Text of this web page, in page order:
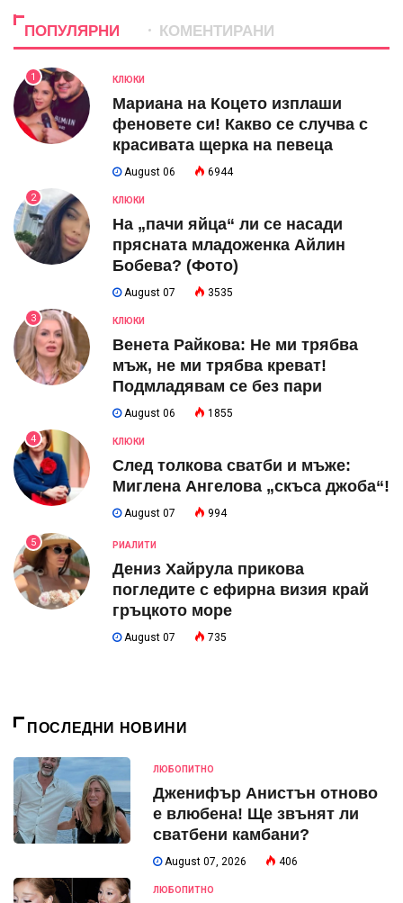
ПОПУЛЯРНИ КОМЕНТИРАНИ
1 КЛЮКИ
Мариана на Коцето изплаши
феновете си! Какво се случва с
красивата щерка на певеца
August 06 6944
2 КЛЮКИ
На „пачи яйца“ ли се насади
прясната младоженка Айлин
Бобева? (Фото)
August 07 3535
3 КЛЮКИ
Венета Райкова: Не ми трябва
мъж, не ми трябва креват!
Подмладявам се без пари
August 06 1855
4 КЛЮКИ
След толкова сватби и мъже:
Миглена Ангелова „скъса джоба“!
August 07 994
5 РИАЛИТИ
Дениз Хайрула прикова
погледите с ефирна визия край
гръцкото море
August 07 735
ПОСЛЕДНИ НОВИНИ
ЛЮБОПИТНО
Дженифър Анистън отново
е влюбена! Ще звънят ли
сватбени камбани?
August 07, 2026 406
ЛЮБОПИТНО